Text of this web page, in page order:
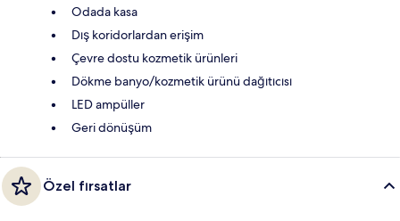
Odada kasa
Dış koridorlardan erişim
Çevre dostu kozmetik ürünleri
Dökme banyo/kozmetik ürünü dağıtıcısı
LED ampüller
Geri dönüşüm
Özel fırsatlar